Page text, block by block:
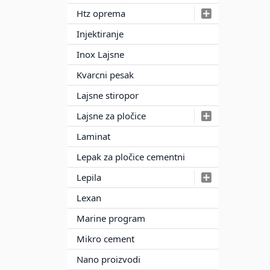
Htz oprema
Injektiranje
Inox Lajsne
Kvarcni pesak
Lajsne stiropor
Lajsne za pločice
Laminat
Lepak za pločice cementni
Lepila
Lexan
Marine program
Mikro cement
Nano proizvodi